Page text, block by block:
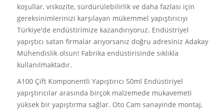
koşullar, viskozite, sürdürülebilirlik ve daha fazlası için
gereksinimlerinizi karşılayan mükemmel yapıştırıcıyı
Türkiye'de endüstirimize kazandırıyoruz. Endüstriyel
yapıştıcı satan firmalar arıyorsanız doğru adresiniz Adakay
Mühendislik olsun! Fabrika endüstirisinde sıklıkla
kullanılmaktadır.
A100 Çift Komponentli Yapıştırıcı 50ml Endüstiriyel
yapıştırıcılar arasında birçok malzemede mukavemeti
yüksek bir yapıştırma sağlar. Oto Cam sanayinde montaj,